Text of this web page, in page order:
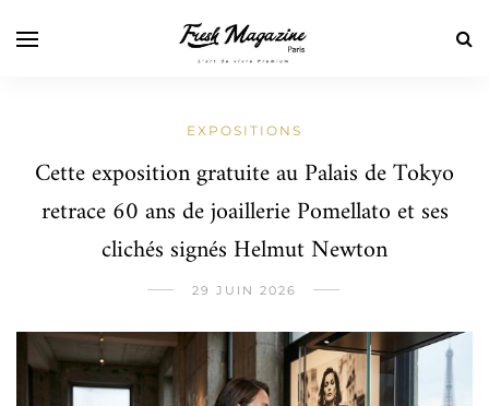
EXPOSITIONS
Cette exposition gratuite au Palais de Tokyo
retrace 60 ans de joaillerie Pomellato et ses
clichés signés Helmut Newton
29 JUIN 2026